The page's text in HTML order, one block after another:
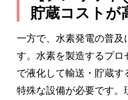
貯蔵コストが
一方で、水素発電の普
す。水素を製造するプ
で液化して輸送・貯蔵
特殊な設備が必要です。